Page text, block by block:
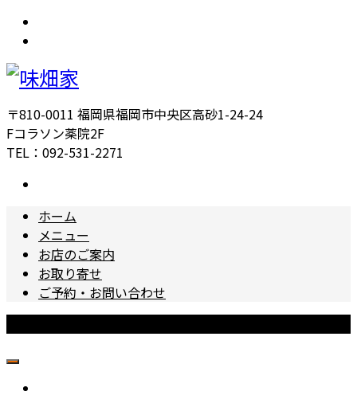
〒810-0011 福岡県福岡市中央区高砂1-24-24
Fコラソン薬院2F
TEL：092-531-2271
ホーム
メニュー
お店のご案内
お取り寄せ
ご予約・お問い合わせ